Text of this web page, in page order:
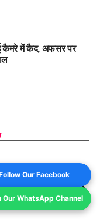
कैमरे में कैद, अफसर पर
Team
11, Pitch Report
Our Facebook
Our WhatsApp Channel